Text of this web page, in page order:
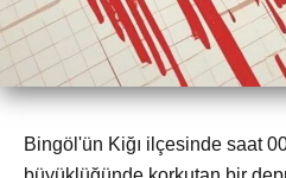
Bingöl'ün Kiğı ilçesinde saat